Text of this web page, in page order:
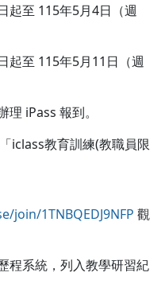
115年5月4日（週
115年5月11日（週
iPass 報到。
iclass教育訓練(教職員限
1TNBQEDJ9NFP 觀
程系統，列入教學研習紀